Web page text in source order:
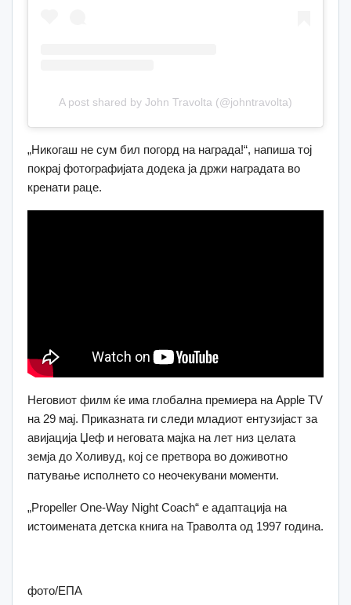
A post shared by John Travolta (@johntravolta)
„Никогаш не сум бил погорд на награда!“, напиша тој
покрај фотографијата додека ја држи наградата во
кренати раце.
Неговиот филм ќе има глобална премиера на Apple TV
на 29 мај. Приказната ги следи младиот ентузијаст за
авијација Џеф и неговата мајка на лет низ целата
земја до Холивуд, кој се претвора во доживотно
патување исполнето со неочекувани моменти.
„Propeller One-Way Night Coach“ е адаптација на
истоимената детска книга на Траволта од 1997 година.
фото/ЕПА